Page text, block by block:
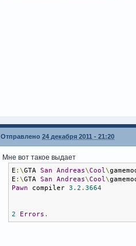
Отправлено24 декабря 2011 - 21:20
Мне вот такое выдает
E :\GTA San Andreas\Cool\
E :\GTA San Andreas\Cool\
Pawn compiler 3.2 .3664
2 Errors .